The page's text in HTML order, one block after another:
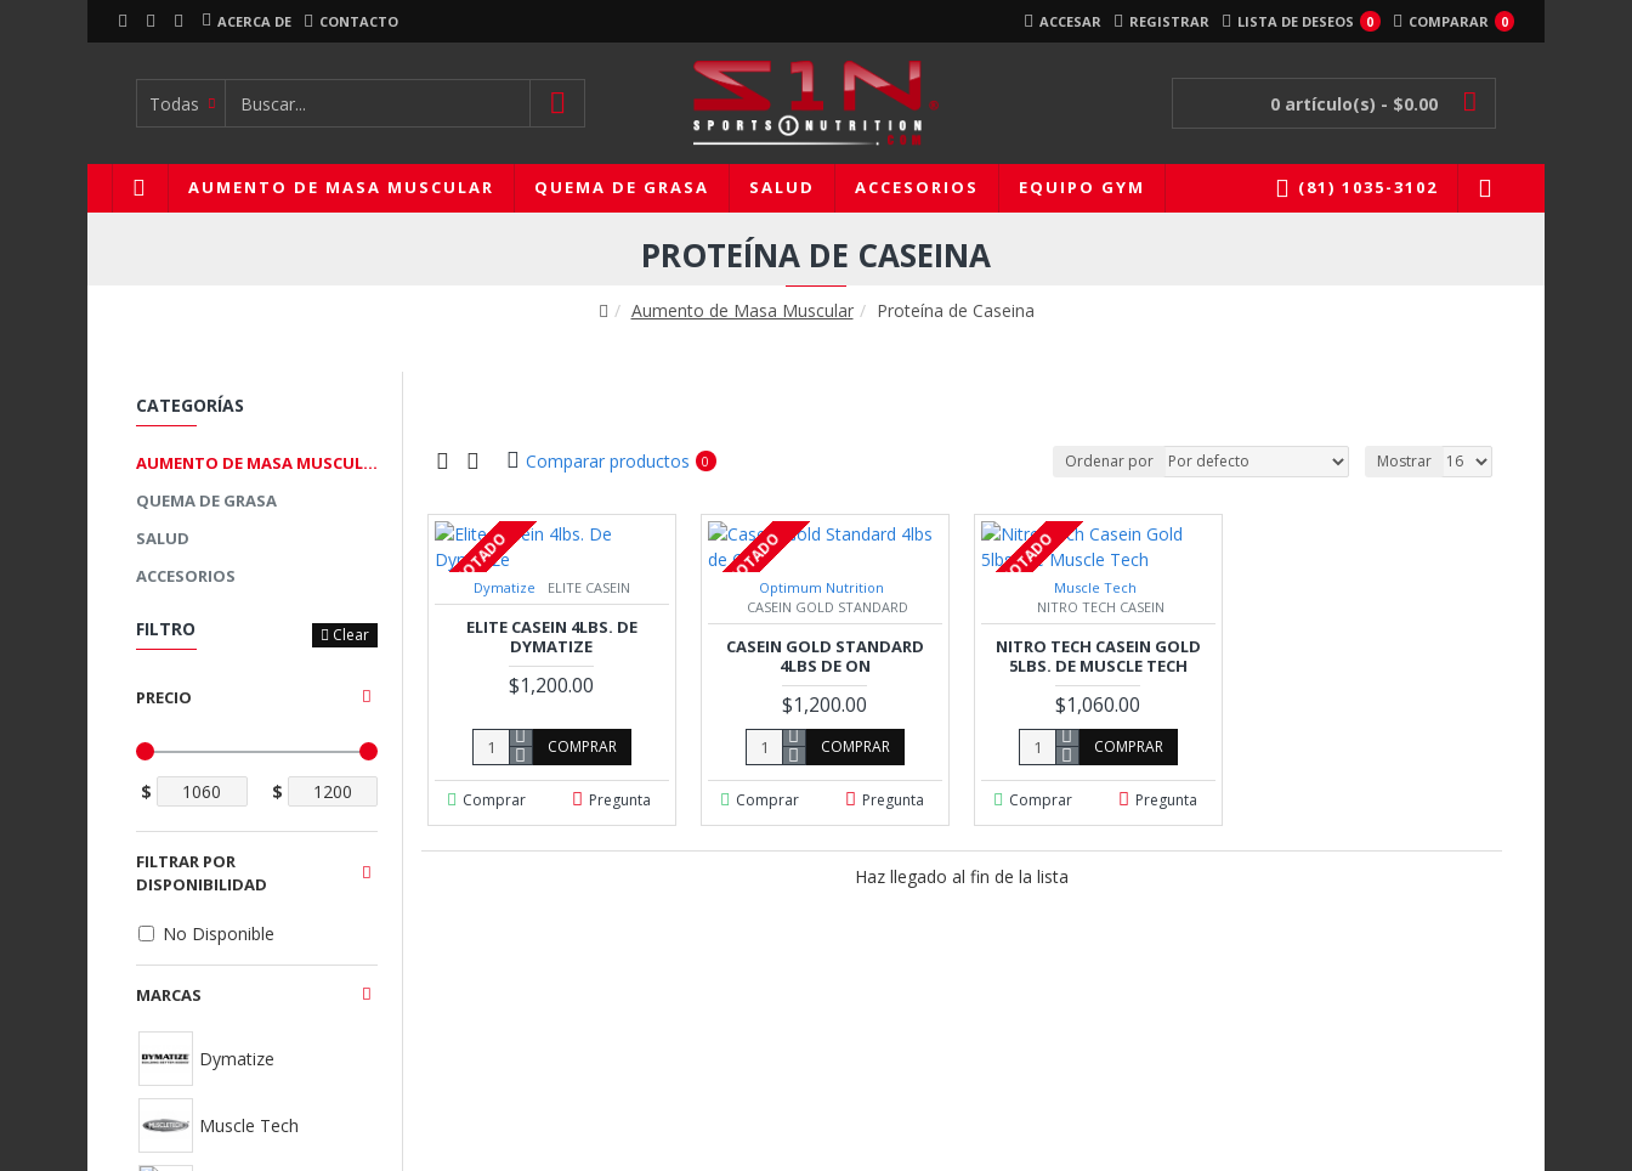
ACERCA DE CONTACTO ACCESAR REGISTRAR LISTA DE DESEOS 0 COMPARAR 0
Todas 0 artículo(s) - $0.00
AUMENTO DE MASA MUSCULAR QUEMA DE GRASA SALUD ACCESORIOS EQUIPO GYM (81) 1035-3102
Aumento de Masa Muscular Proteína de Caseina
PROTEÍNA DE CASEINA
CATEGORÍAS
AUMENTO DE MASA MUSCULAR
QUEMA DE GRASA
SALUD
ACCESORIOS
FILTRO Clear
PRECIO
$ $
MARCAS
Dymatize
Muscle Tech
FILTRAR POR
DISPONIBILIDAD
No Disponible
Comparar productos 0 Ordenar por Mostrar
AGOTADO
Dymatize ELITE CASEIN
ELITE CASEIN 4LBS. DE
DYMATIZE
$1,200.00
COMPRAR
Comprar Pregunta
AGOTADOOptimum Nutrition
CASEIN GOLD STANDARD
CASEIN GOLD STANDARD
4LBS DE ON
$1,200.00
COMPRAR
Comprar Pregunta
AGOTADOMuscle Tech
NITRO TECH CASEIN
NITRO TECH CASEIN GOLD
5LBS. DE MUSCLE TECH
$1,060.00
COMPRAR
Comprar Pregunta
Haz llegado al fin de la lista